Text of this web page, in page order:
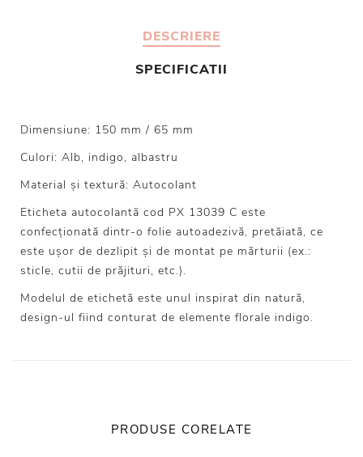
DESCRIERE
SPECIFICATII
Dimensiune: 150 mm / 65 mm
Culori: Alb, indigo, albastru
Material și textură: Autocolant
Eticheta autocolantă cod PX 13039 C este
confecționată dintr-o folie autoadezivă, pretăiată, ce
este ușor de dezlipit și de montat pe mărturii (ex.:
sticle, cutii de prăjituri, etc.).
Modelul de etichetă este unul inspirat din natură,
design-ul fiind conturat de elemente florale indigo.
PRODUSE CORELATE